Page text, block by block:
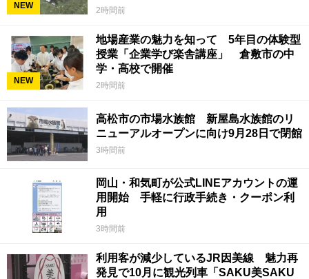
NEW 2時間前
NEW
地場産業の魅力を知って 5年目の体験型
授業「企業学び楽舎講座」 倉敷市の中
学・高校で開催
2時間前
高松市の市場水族館 新屋島水族館のリ
ニューアルオープンに向け9月28日で閉館
3時間前
岡山・和気町が公式LINEアカウントの運
用開始 手軽に行政手続き・クーポン利
用
3時間前
利用客が減少しているJR因美線 魅力再
発見で10月に観光列車「SAKU美SAKU